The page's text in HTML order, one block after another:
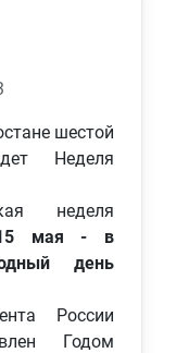
шестой
Неделя
неделя
мая - в
день
России
Годом